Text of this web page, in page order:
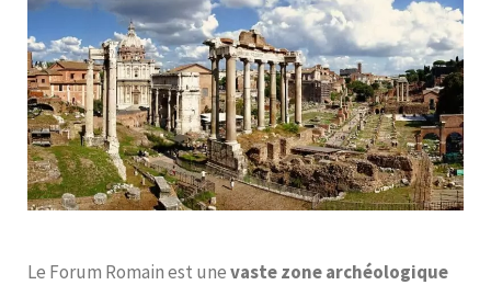
Le Forum Romain est unevaste zone archéologique